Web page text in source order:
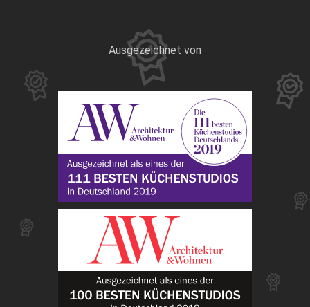
Ausgezeichnet von